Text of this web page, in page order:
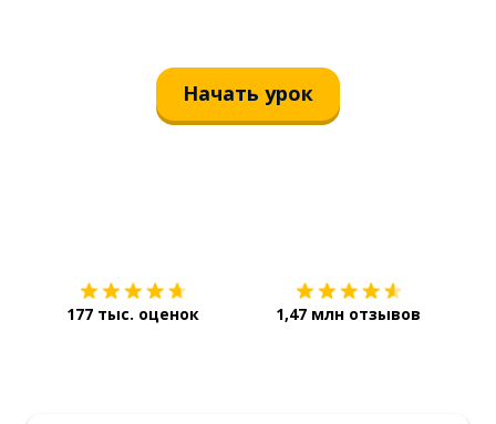
Начать урок
177 тыс. оценок 1,47 млн отзывов